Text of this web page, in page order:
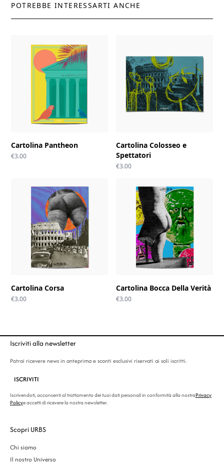
POTREBBE INTERESSARTI ANCHE
Cartolina Pantheon
€3.00
Cartolina Colosseo e
Spettatori
€3.00
Cartolina Corsa
€3.00
Cartolina Bocca Della Verità
€3.00
Iscriviti alla newsletter
Potrai ricevere news in anteprima e sconti esclusivi riservati ai soli iscritti.
ISCRIVITI
Iscrivendoti, acconsenti al trattamento dei tuoi dati personali in conformità alla nostraPrivacy
Policye accetti di ricevere la nostra newsletter.
Scopri URBS
Chi siamo
Il nostro Universo